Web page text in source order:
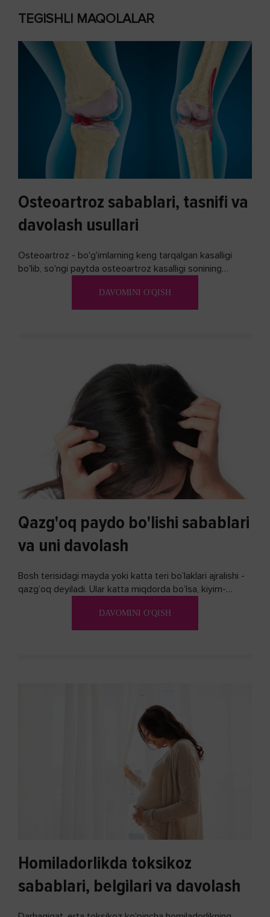
TEGISHLI MAQOLALAR
Osteoartroz sabablari, tasnifi va
davolash usullari
Osteoartroz - bo'g'imlarning keng tarqalgan kasalligi
bo'lib, so'ngi paytda osteoartroz kasalligi sonining
DAVOMINI O'QISH
Qazg'oq paydo bo'lishi sabablari
va uni davolash
Bosh terisidagi mayda yoki katta teri bo’laklari ajralishi -
qazg’oq deyiladi. Ular katta miqdorda bo’lsa, kiyim-
DAVOMINI O'QISH
Homiladorlikda toksikoz
sabablari, belgilari va davolash